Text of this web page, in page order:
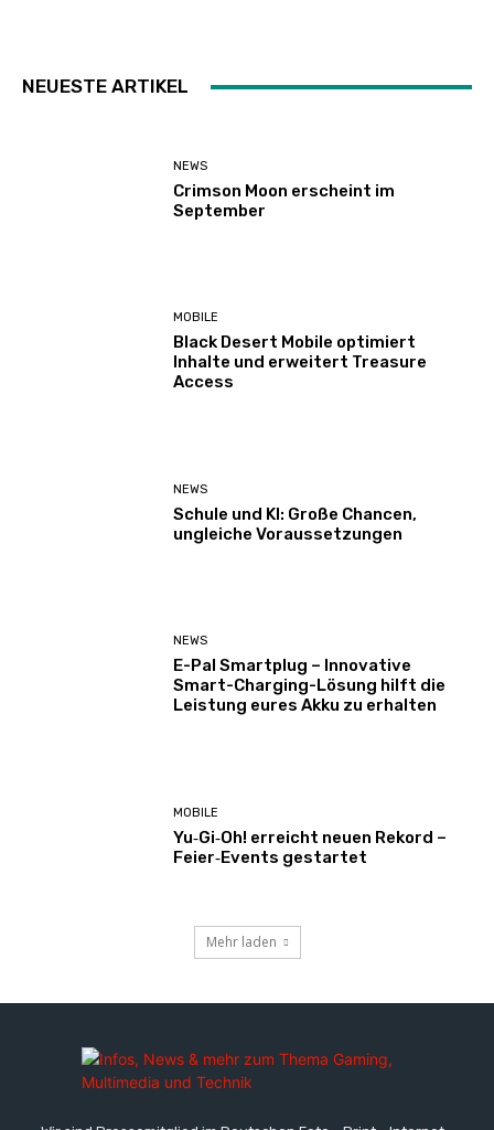
NEUESTE ARTIKEL
NEWS
Crimson Moon erscheint im
September
MOBILE
Black Desert Mobile optimiert
Inhalte und erweitert Treasure
Access
NEWS
Schule und KI: Große Chancen,
ungleiche Voraussetzungen
NEWS
E-Pal Smartplug – Innovative
Smart-Charging-Lösung hilft die
Leistung eures Akku zu erhalten
MOBILE
Yu‑Gi‑Oh! erreicht neuen Rekord –
Feier‑Events gestartet
Mehr laden